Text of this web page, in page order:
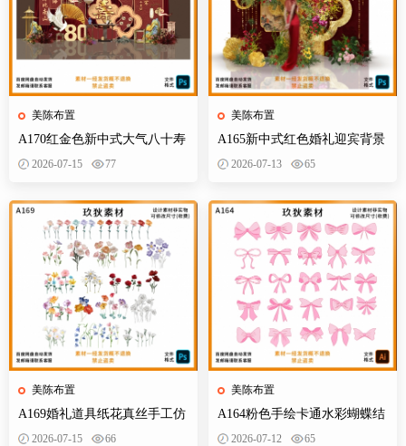
美陈布置
A170红金色新中式大气八十寿
宴背景设计素材老人生日布置
2026-07-15 77
美陈布置
A169婚礼道具纸花真丝手工仿
真花路引装饰立体婚礼效果图
2026-07-15 66
美陈布置
A165新中式红色婚礼迎宾背景
订婚宴设计素材效果图KT板制
2026-07-13 65
美陈布置
A164粉色手绘卡通水彩蝴蝶结
婚订婚宴宝宝宴生日派对异形
2026-07-12 65